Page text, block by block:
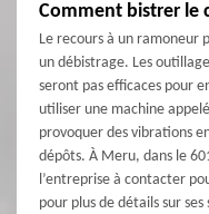
Comment bistrer le
Le recours à un ramoneur
un débistrage. Les
seront pas efficaces pour
utiliser une machine
provoquer des vibrations
dépôts. À Meru, dans le
l’entreprise à contacter
pour plus de détails sur